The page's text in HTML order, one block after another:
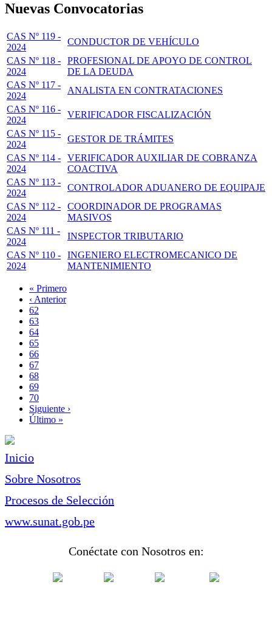
Nuevas Convocatorias
CAS Nº 119 -
2024
CONDUCTOR DE VEHÍCULO
CAS Nº 118 -
2024
PROFESIONAL DE APOYO DE CONTROL
DE LA DEUDA
CAS Nº 117 -
2024
ANALISTA EN CONTRATACIONES
CAS Nº 116 -
2024
VERIFICADOR FISCALIZACIÓN
CAS Nº 115 -
2024
GESTOR DE TRÁMITES
CAS Nº 114 -
2024
VERIFICADOR AUXILIAR DE COBRANZA
COACTIVA
CAS Nº 113 -
2024
CONTROLADOR ADUANERO DE EQUIPAJE
CAS Nº 112 -
2024
COORDINADOR DE PROGRAMAS
MASIVOS
CAS Nº 111 -
2024
INSPECTOR TRIBUTARIO
CAS Nº 110 -
2024
INGENIERO ELECTROMECANICO DE
MANTENIMIENTO
Paginación
Primera
página
« Primero
Página
anterior
‹ Anterior
Page
62
Page
63
Page
64
Page
65
Página
actual
66
Page
67
Page
68
Page
69
Page
70
Siguiente
página
Siguiente ›
Última
Último »
Inicio
Sobre Nosotros
Procesos de Selección
www.sunat.gob.pe
Conéctate con Nosotros en: